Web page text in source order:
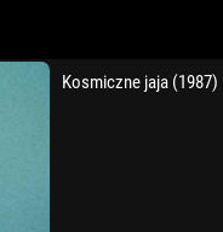
Kosmiczne jaja (1987)